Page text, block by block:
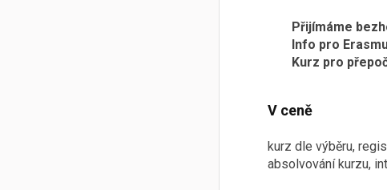
Přijímáme
Info pro
Kurz pro
V ceně
kurz dle výběru,
absolvování kurzu,